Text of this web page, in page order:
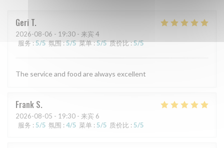
Geri T
2026-08-06 - 19:30 - 来宾 4
服务 : 5/5 氛围:5/5 菜单:5/5 质价比:5/5
The service and food are always excellent
Frank S
2026-08-05 - 19:30 - 来宾 6
服务 : 5/5 氛围 : 4/5 菜单 : 5/5 质价比 : 5/5